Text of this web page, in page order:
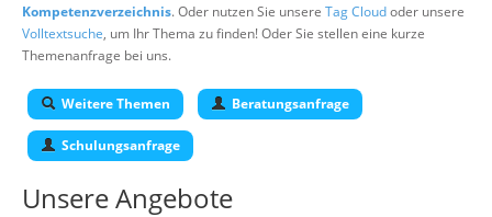
Kompetenzverzeichnis. Oder nutzen Sie unsere Tag Cloudoder unsere
Volltextsuche, um Ihr Thema zu finden! Oder Sie stellen eine kurze
Themenanfrage bei uns.
Weitere Themen Beratungsanfrage
Schulungsanfrage
Unsere Angebote